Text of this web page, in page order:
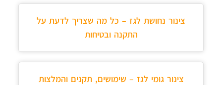
צינור נחושת לגז – כל מה שצריך לדעת על
התקנה ובטיחות
צינור גומי לגז – שימושים, תקנים והמלצות